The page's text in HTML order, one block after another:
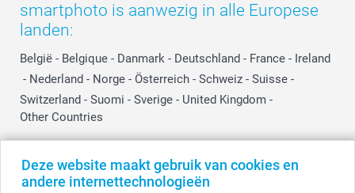
Deze website maakt gebruik van cookies en
andere internettechnologieën
smartphoto is aanwezig in alle Europese
landen:
België - Belgique - Danmark - Deutschland - France - Ireland
- Nederland - Norge - Österreich - Schweiz - Suisse -
Switzerland - Suomi - Sverige - United Kingdom -
Other Countries
Alle prijzen zijn in EURO (€) inclusief BTW en exclusief verzendkosten.